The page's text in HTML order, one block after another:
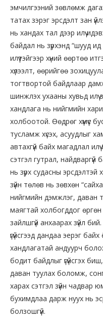
эмчилгээний зөвлөмж
татах зэрэг эрсдэлт зан
нь хандах тал дээр илүү
байдал нь зүрхэнд “шууд ид
илүүтэйгээр хүний өөртөө
хүлээлт, өөрийгөө
тогтвортой байдлаар
шинжлэх ухааны хувьд
хандлага нь нийгмийн
холбоотой. Өөдрөг хүмүүс
тусламж хүсэх, асуудлыг
автахгүй байх магадлал
сэтгэл гутрал, найдваргүй
нь зүрх судасны эрсдэлтэй
зүйн төлөв нь зөвхөн
нийгмийн дэмжлэг, даван
маягтай холбогддог өргөн
зайлшгүй анхаарах зүйл
үгүйсгээд дандаа эерэг
хандлагатай андуурч
бодит байдлыг үгүйсгэх
даван туулах боломж,
харах сэтгэл зүйн чадвар
бухимдлаа дарж нуух нь
болзошгүй.